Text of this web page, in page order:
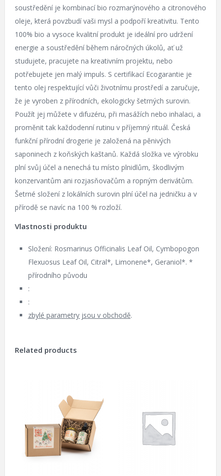
soustředění je kombinací bio rozmarýnového a citronového
oleje, která povzbudí vaši mysl a podpoří kreativitu. Tento
100% bio a vysoce kvalitní produkt je ideální pro udržení
energie a soustředění během náročných úkolů, ať už
studujete, pracujete na kreativním projektu, nebo
potřebujete jen malý impuls. S certifikací Ecogarantie je
tento olej respektující vůči životnímu prostředí a zaručuje,
že je vyroben z přírodních, ekologicky šetrných surovin.
Použít jej můžete v difuzéru, při masážích nebo inhalaci, a
proměnit tak každodenní rutinu v příjemný rituál. Česká
funkční přírodní drogerie je založená na pěnivých
saponinech z koňských kaštanů. Každá složka ve výrobku
plní svůj účel a nenechá tu místo plnidlům, škodlivým
konzervantům ani rozjasňovačům a ropným derivátům.
Šetrné složení z lokálních surovin plní účel na jedničku a v
přírodě se navíc na 100 % rozloží.
Vlastnosti produktu
Složení: Rosmarinus Officinalis Leaf Oil, Cymbopogon
Flexuosus Leaf Oil, Citral*, Limonene*, Geraniol*. *
přírodního původu
:
:
zbylé parametry jsou v obchodě.
Related products